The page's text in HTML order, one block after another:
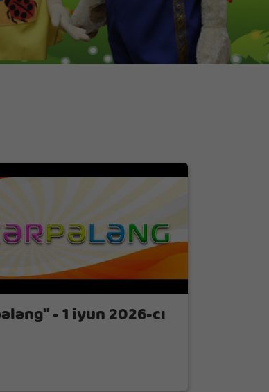
- 1 iyun 2026-cı